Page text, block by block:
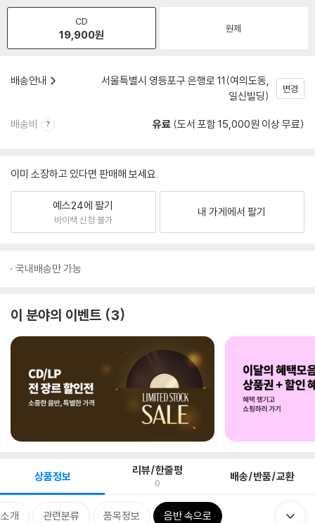
CD
19,900원 원제
배송안내
서울특별시 영등포구 은행로 11(여의도동,
일신빌딩)
변경
배송비 유료 (도서 포함 15,000원 이상 무료)
이미 소장하고 있다면 판매해 보세요.
예스24에 팔기
바이백 신청 불가
내 가게에서 팔기
국내배송만 가능
이 분야의 이벤트 3
상품정보 리뷰/한줄평
0 배송/반품/교환
개 관련분류 품목정보 음반 속으로